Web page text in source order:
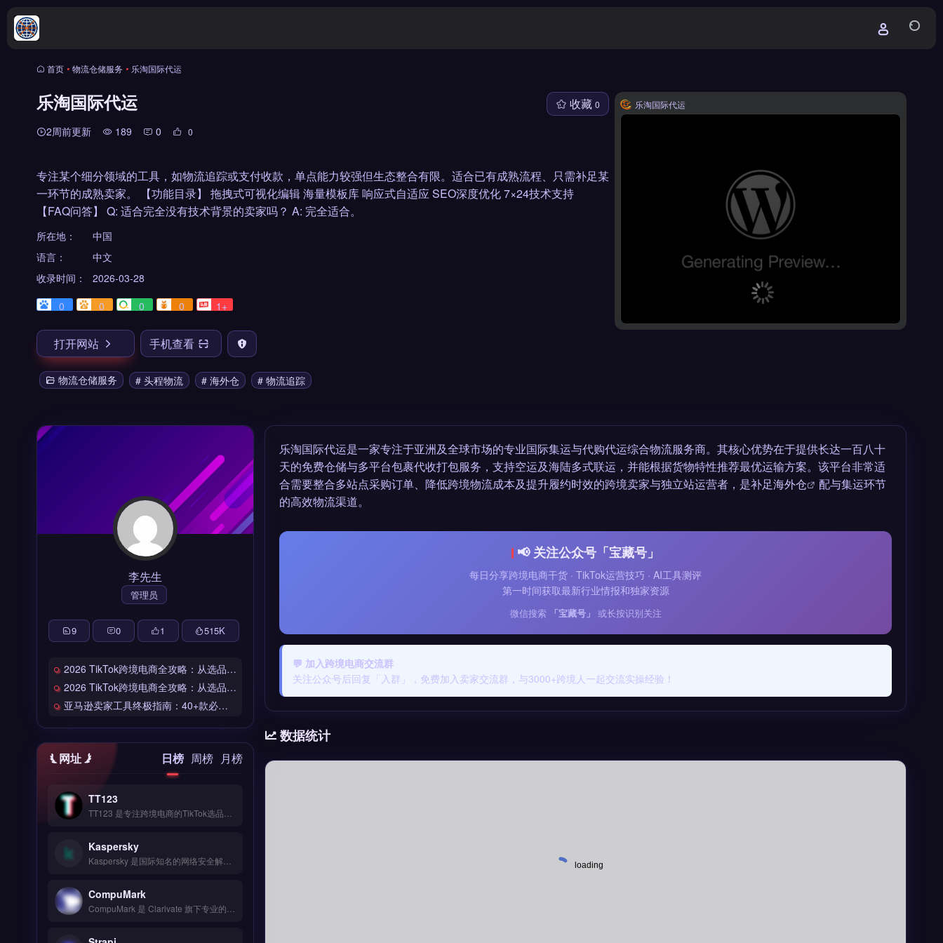
首页 • 物流仓储服务 • 乐淘国际代运
乐淘国际代运
2周前更新 189 0 0
收藏 0
专注某个细分领域的工具，如物流追踪或支付收款，单点能力较强但生态整合有限。适合已有成熟流程、只需补足某
一环节的成熟卖家。 【功能目录】 拖拽式可视化编辑 海量模板库 响应式自适应 SEO深度优化 7×24技术支持
【FAQ问答】 Q: 适合完全没有技术背景的卖家吗？ A: 完全适合。
所在地：
中国
语言：
中文
收录时间：
2026-03-28
0
0 0 0 1+
打开网站 手机查看
物流仓储服务 # 头程物流 # 海外仓 # 物流追踪
乐淘国际代运
乐淘国际代运是一家专注于亚洲及全球市场的专业国际集运与代购代运综合物流服务商。其核心优势在于提供长达一百八十
天的免费仓储与多平台包裹代收打包服务，支持空运及海陆多式联运，并能根据货物特性推荐最优运输方案。该平台非常适
合需要整合多站点采购订单、降低跨境物流成本及提升履约时效的跨境卖家与独立站运营者，是补足海外仓
配与集运环节
的高效物流渠道。
📢 关注公众号「宝藏号」
每日分享跨境电商干货 · TikTok运营技巧 · AI工具测评
第一时间获取最新行业情报和独家资源
微信搜索 「宝藏号」 或长按识别关注
💬 加入跨境电商交流群
关注公众号后回复「入群」，免费加入卖家交流群，与3000+跨境人一起交流实操经验！
数据统计
李先生
管理员
9 0 1 515K
2026 TikTok跨境电商全攻略：从选品到爆单的完整工具链
2026 TikTok跨境电商全攻略：从选品到爆单的完整工具链
亚马逊卖家工具终极指南：40+款必备工具全链路解析
网址 日榜 周榜 月榜
TT123
Kaspersky
CompuMark